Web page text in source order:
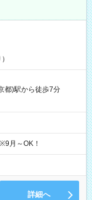
都)駅から徒歩7分
月～OK！
詳細へ